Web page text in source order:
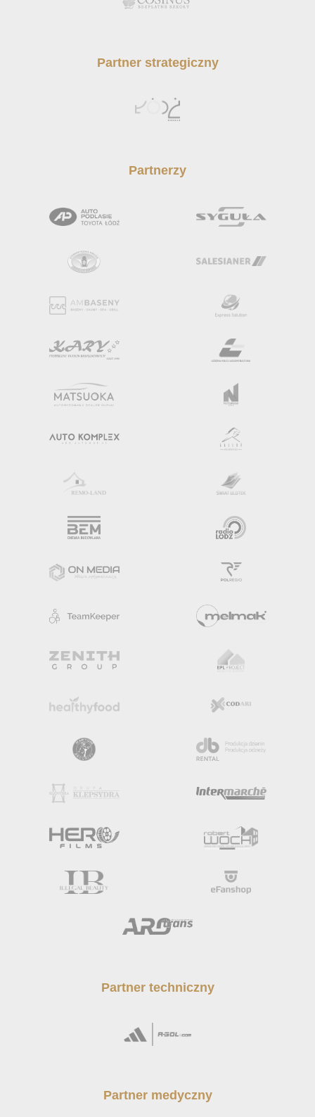
Partner strategiczny
Partnerzy
Partner techniczny
Partner medyczny